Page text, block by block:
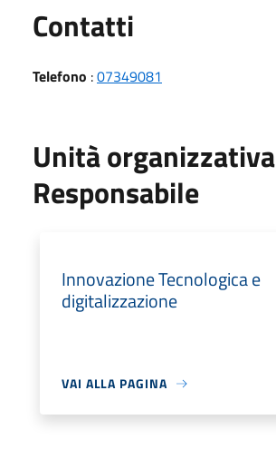
Contatti
Telefono :07349081
Unità organizzativa
Responsabile
Innovazione Tecnologica e
digitalizzazione
VAI ALLA PAGINA